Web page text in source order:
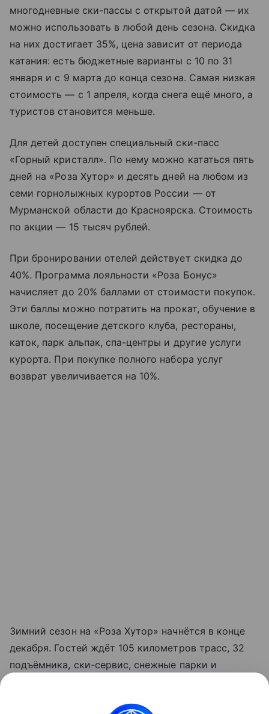
многодневные ски-пассы с открытой датой — их
можно использовать в любой день сезона. Скидка
на них достигает 35%, цена зависит от периода
катания: есть бюджетные варианты с 10 по 31
января и с 9 марта до конца сезона. Самая низкая
стоимость — с 1 апреля, когда снега ещё много, а
туристов становится меньше.
Для детей доступен специальный ски-пасс
«Горный кристалл». По нему можно кататься пять
дней на «Роза Хутор» и десять дней на любом из
семи горнолыжных курортов России — от
Мурманской области до Красноярска. Стоимость
по акции — 15 тысяч рублей.
При бронировании отелей действует скидка до
40%. Программа лояльности «Роза Бонус»
начисляет до 20% баллами от стоимости покупок.
Эти баллы можно потратить на прокат, обучение в
школе, посещение детского клуба, рестораны,
каток, парк альпак, спа-центры и другие услуги
курорта. При покупке полного набора услуг
возврат увеличивается на 10%.
Зимний сезон на «Роза Хутор» начнётся в конце
декабря. Гостей ждёт 105 километров трасс, 32
подъёмника, ски-сервис, снежные парки и